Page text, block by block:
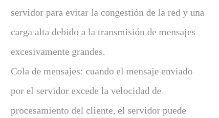
servidor para evitar la congestión de la red y una
carga alta debido a la transmisión de mensajes
excesivamente grandes.
Cola de mensajes: cuando el mensaje enviado
por el servidor excede la velocidad de
procesamiento del cliente, el servidor puede